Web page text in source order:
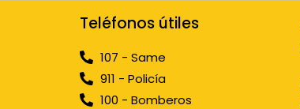
Teléfonos útiles
107 - Same
911 - Policía
100 - Bomberos